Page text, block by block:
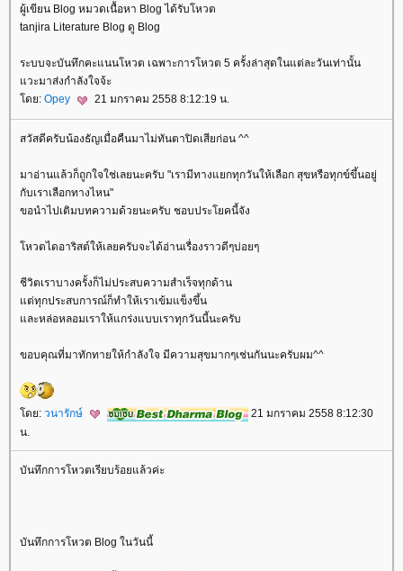
ผู้เขียน Blog หมวดเนื้อหา Blog ได้รับโหวต
tanjira Literature Blog ดู Blog
ระบบจะบันทึกคะแนนโหวต เฉพาะการโหวต 5 ครั้งล่าสุดในแต่ละวันเท่านั้น
วะมาส่งกำลังใจจ้ะ
ดย: Opey 21 มกราคม 2558 8:12:19 น.
สวัสดีครับน้องธัญเมื่อคืนมาไม่ทันตาปิดเสียก่อน ^^
มาอ่านแล้วก็ถูกใจใช่เลยนะครับ "เรามีทางแยกทุกวันให้เลือก สุขหรือทุกข์ขึ้นอยู่
กับเราเลือกทางไหน"
ขอนำไปเติมบทความด้วยนะครับ ชอบประโยคนี้จัง
หวตไดอาริสต์ให้เลยครับจะได้อ่านเรื่องราวดีๆบ่อยๆ
ชีวิตเราบางครั้งก็ไม่ประสบความสำเร็จทุกด้าน
ต่ทุกประสบการณ์ก็ทำให้เราเข้มแข็งขึ้น
ละหล่อหลอมเราให้แกร่งแบบเราทุกวันนี้นะครับ
ขอบคุณที่มาทักทายให้กำลังใจ มีความสุขมากๆเช่นกันนะครับผม^^
ดย: วนารักษ์
21 มกราคม 2558 8:12:30
น.
บันทึกการโหวตเรียบร้อยแล้วค่ะ
บันทึกการโหวต Blog ในวันนี้